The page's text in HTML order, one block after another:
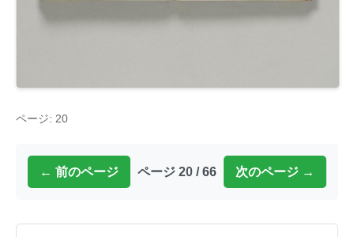
ページ: 20
← 前のページ ページ 20 / 66 次のページ →